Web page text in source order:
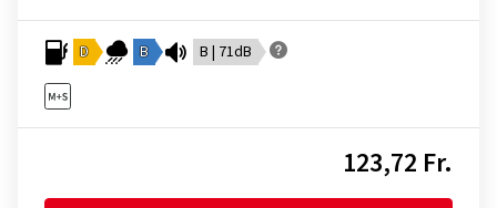
D B B | 71dB
123,72 Fr.